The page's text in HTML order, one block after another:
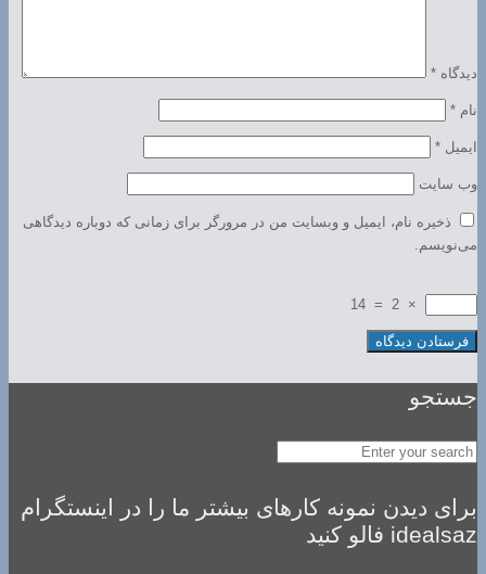
دیدگاه *
نام *
ایمیل *
وب‌ سایت
ذخیره نام، ایمیل و وبسایت من در مرورگر برای زمانی که دوباره دیدگاهی
می‌نویسم.
×
2
=
14
جستجو
برای دیدن نمونه کارهای بیشتر ما را در اینستگرام
idealsaz فالو کنید